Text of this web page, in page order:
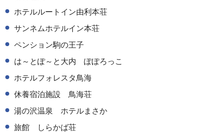
ホテルルートイン由利本荘
サンネムホテルイン本荘
ペンション駒の王子
は～とぽ～と大内 ぽぽろっこ
ホテルフォレスタ鳥海
休養宿泊施設 鳥海荘
湯の沢温泉 ホテルまさか
旅館 しらかば荘